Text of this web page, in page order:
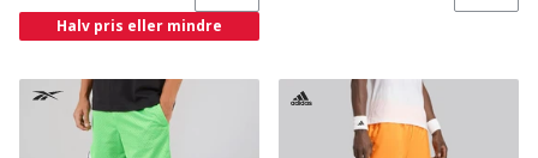
Halv pris eller mindre